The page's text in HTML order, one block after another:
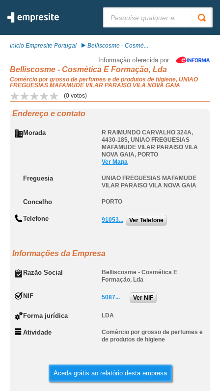
Início Empresite Portugal Belliscosme - Cosmé...
Informação oferecida por
Belliscosme - Cosmética E Formação, Lda
Comércio por grosso de perfumes e de produtos de higiene, UNIAO
FREGUESIAS MAFAMUDE VILAR PARAISO VILA NOVA GAIA
(0 votos)
Endereço e contato
Morada
R RAIMUNDO CARVALHO 324A,
4430-185, UNIAO FREGUESIAS
MAFAMUDE VILAR PARAISO VILA
NOVA GAIA, PORTO
Ver Mapa
Freguesia
UNIAO FREGUESIAS MAFAMUDE
VILAR PARAISO VILA NOVA GAIA
Concelho PORTO
Telefone 91053... Ver Telefone
Informações da Empresa
Razão Social
Belliscosme - Cosmética E
Formação, Lda
NIF 5087... Ver NIF
Forma jurídica LDA
Atividade
Comércio por grosso de perfumes e
de produtos de higiene
Aceda grátis ao relatório desta empresa